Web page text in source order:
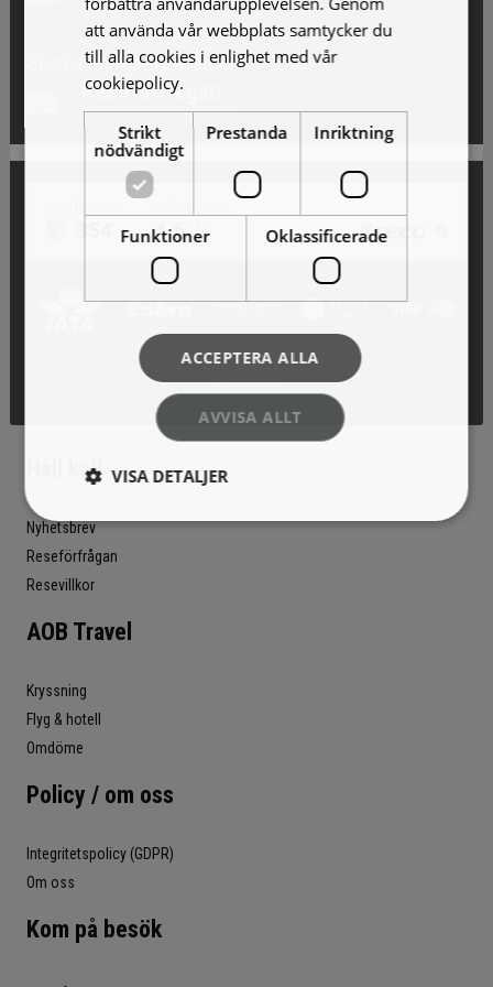
Erbjudande och nyheter!
Skicka en reseförfrågan
Reseförfrågan
Vi skickar gärna förslag!
Håll koll
Nyhetsbrev
Reseförfrågan
Resevillkor
AOB Travel
Kryssning
Flyg & hotell
Omdöme
Policy / om oss
Integritetspolicy (GDPR)
Om oss
Kom på besök
att använda vår webbplats samtycker du
till alla cookies i enlighet med vår
cookiepolicy.
Strikt
nödvändigt
Prestanda Inriktning
Funktioner Oklassificerade
ACCEPTERA ALLA
AVVISA ALLT
VISA DETALJER